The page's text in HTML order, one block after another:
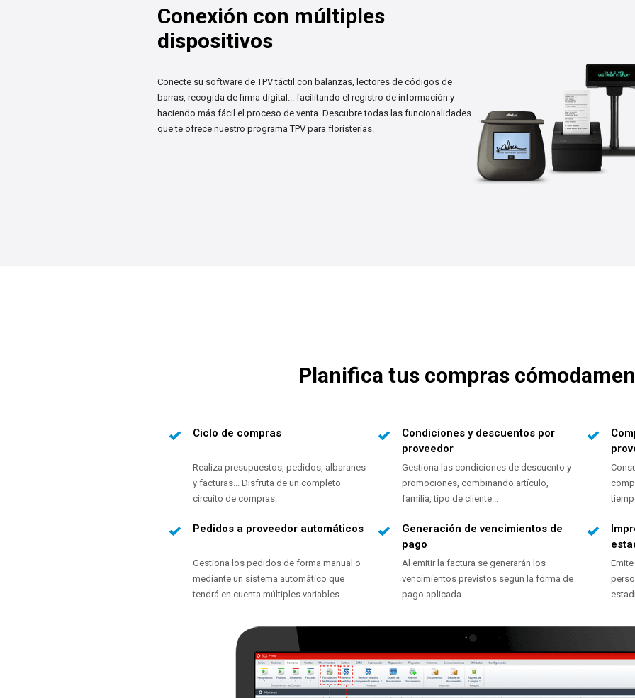
Conexión con múltiples
dispositivos
Conecte su software de TPV táctil con balanzas, lectores de códigos de
barras, recogida de firma digital... facilitando el registro de información y
haciendo más fácil el proceso de venta. Descubre todas las funcionalidades
que te ofrece nuestro programa TPV para floristerías.
Planifica tus compras
Ciclo de compras
Realiza presupuestos, pedidos, albaranes
y facturas... Disfruta de un completo
circuito de compras.
Condiciones y descuentos por
proveedor
Gestiona las condiciones de descuento y
promociones, combinando artículo,
familia, tipo de cliente...
Pedidos a proveedor automáticos
Gestiona los pedidos de forma manual o
mediante un sistema automático que
tendrá en cuenta múltiples variables.
Generación de vencimientos de
pago
Al emitir la factura se generarán los
vencimientos previstos según la forma de
pago aplicada.